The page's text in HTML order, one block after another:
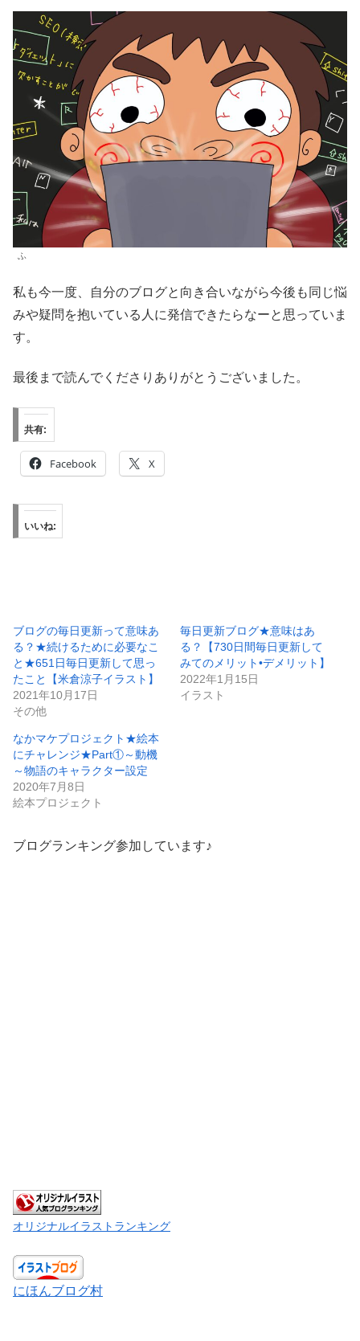
ふ
私も今一度、自分のブログと向き合いながら今後も同じ悩
みや疑問を抱いている人に発信できたらなーと思っていま
す。
最後まで読んでくださりありがとうございました。
共有:
Facebook X
いいね:
ブログの毎日更新って意味あ
る？★続けるために必要なこ
と★651日毎日更新して思っ
たこと【米倉涼子イラスト】
2021年10月17日
その他
毎日更新ブログ★意味はあ
る？【730日間毎日更新して
みてのメリット•デメリット】
2022年1月15日
イラスト
なかマケプロジェクト★絵本
にチャレンジ★Part①～動機
～物語のキャラクター設定
2020年7月8日
絵本プロジェクト
ブログランキング参加しています♪
オリジナルイラストランキング
にほんブログ村